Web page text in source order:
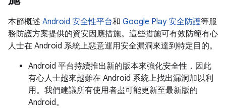
本節概述 Android 安全性平台和 Google Play 安全防護等服
務防護方案提供的資安因應措施。這些措施可有效防範有心
人士在 Android 系統上惡意運用安全漏洞來達到特定目的。
Android 平台持續推出新的版本來強化安全性，因此
有心人士越來越難在 Android 系統上找出漏洞加以利
用。我們建議所有使用者盡可能更新至最新版的
Android。